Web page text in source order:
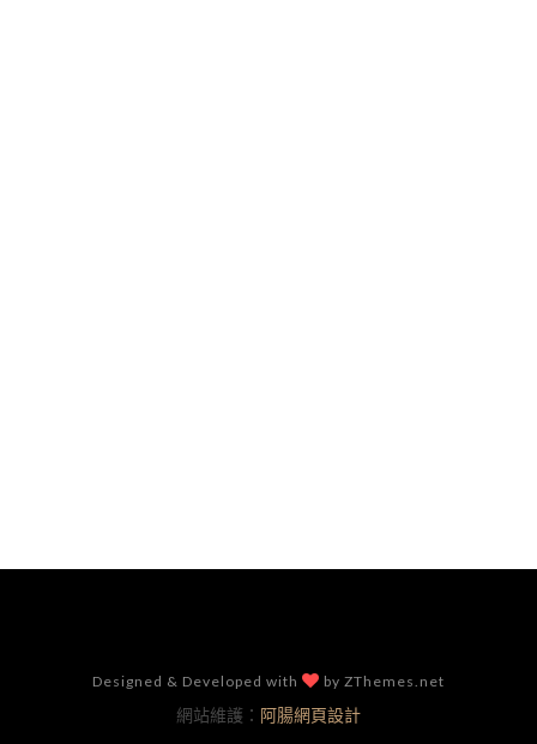
Designed & Developed with by ZThemes.net
網站維護： 阿腸網頁設計